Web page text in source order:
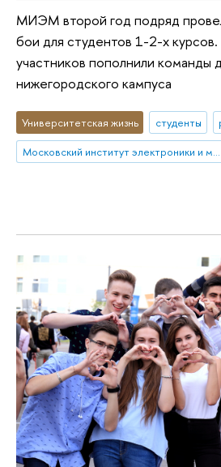
МИЭМ второй год подряд
бои для студентов 1-2-х
участников пополнили команды
нижегородского кампуса
Университетская жизнь студенты
Московский институт электроники и математики им. А.Н. Тихонова